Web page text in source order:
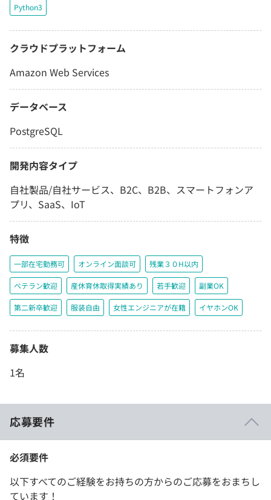
Python3
クラウドプラットフォーム
Amazon Web Services
データベース
PostgreSQL
開発内容タイプ
自社製品/自社サービス、B2C、B2B、スマートフォンア
プリ、SaaS、IoT
特徴
一部在宅勤務可 オンライン面談可 残業３０H以内
ベテラン歓迎 産休育休取得実績あり 若手歓迎 副業OK
第二新卒歓迎 服装自由 女性エンジニアが在籍 イヤホンOK
募集人数
1名
応募要件
必須要件
以下すべてのご経験をお持ちの方からのご応募をおまちし
ています！